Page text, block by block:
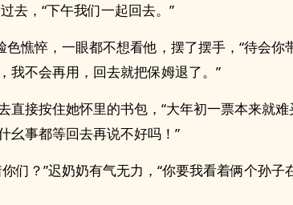
去，“下午我们一起回去。”
色憔悴，一眼都不想看他，摆了摆手，“待会你
我不会再用，回去就把保姆退了。”
直接按住她怀里的书包，“大年初一票本来就难
幺事都等回去再说不好吗！”
们？”迟奶奶有气无力，“你要我看着俩个孙子